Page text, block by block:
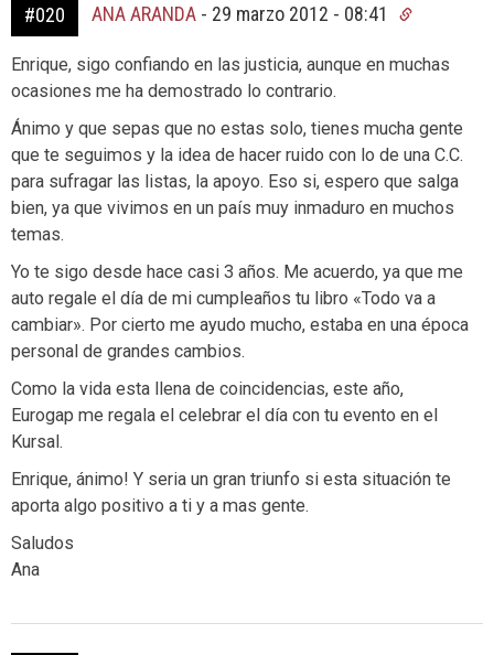
#020 ANA ARANDA - 29 marzo 2012 - 08:41
Enrique, sigo confiando en las justicia, aunque en muchas
ocasiones me ha demostrado lo contrario.
Ánimo y que sepas que no estas solo, tienes mucha gente
que te seguimos y la idea de hacer ruido con lo de una C.C.
para sufragar las listas, la apoyo. Eso si, espero que salga
bien, ya que vivimos en un país muy inmaduro en muchos
temas.
Yo te sigo desde hace casi 3 años. Me acuerdo, ya que me
auto regale el día de mi cumpleaños tu libro «Todo va a
cambiar». Por cierto me ayudo mucho, estaba en una época
personal de grandes cambios.
Como la vida esta llena de coincidencias, este año,
Eurogap me regala el celebrar el día con tu evento en el
Kursal.
Enrique, ánimo! Y seria un gran triunfo si esta situación te
aporta algo positivo a ti y a mas gente.
Saludos
Ana